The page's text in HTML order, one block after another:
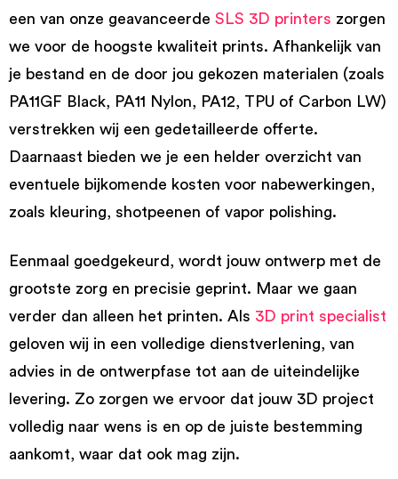
een van onze geavanceerde SLS 3D printers zorgen
we voor de hoogste kwaliteit prints. Afhankelijk van
je bestand en de door jou gekozen materialen (zoals
PA11GF Black, PA11 Nylon, PA12, TPU of Carbon LW)
verstrekken wij een gedetailleerde offerte.
Daarnaast bieden we je een helder overzicht van
eventuele bijkomende kosten voor nabewerkingen,
zoals kleuring, shotpeenen of vapor polishing.
Eenmaal goedgekeurd, wordt jouw ontwerp met de
grootste zorg en precisie geprint. Maar we gaan
verder dan alleen het printen. Als 3D print specialist
geloven wij in een volledige dienstverlening, van
advies in de ontwerpfase tot aan de uiteindelijke
levering. Zo zorgen we ervoor dat jouw 3D project
volledig naar wens is en op de juiste bestemming
aankomt, waar dat ook mag zijn.